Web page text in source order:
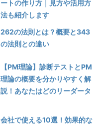
ートの作り方｜見方や活用方
法も紹介します
262の法則とは？概要と343
の法則との違い
【PM理論】診断テストとPM
理論の概要を分かりやすく解
説！あなたはどのリーダータ
会社で使える10選！効果的な